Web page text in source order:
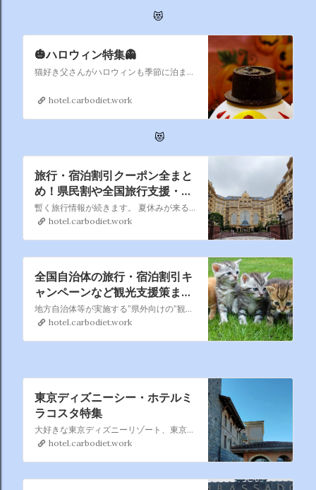
😻
🎃ハロウィン特集👻
猫好き父さんがハロウィンも季節に泊まったホテルをピックアップしました。トリックオアトリート！
hotel.carbodiet.work
😻
旅行・宿泊割引クーポン全まと
め！県民割や全国旅行支援・自
治体クーポン情報を随時更新
暫く旅行情報が続きます。 夏休みが来る前にお得にいろんなところを旅してホテルに宿泊したいですね。
hotel.carbodiet.work
全国自治体の旅行・宿泊割引キ
ャンペーンなど観光支援策まと
め｜県民割・GoToトラベル併
用も
地方自治体等が実施する”県外向けの”観光復興支援策（旅行・宿泊割引、プレミアム付宿泊券などの観光キャンペーン）を都道府県別に掲載しています。インターネットを探し回らなくても、一覧からお得な観光キャンペーンを見つけることできます。
hotel.carbodiet.work
東京ディズニーシー・ホテルミ
ラコスタ特集
大好きな東京ディズニーリゾート、東京ディズニーシー・ホテルミラコスタ のまとめページです。 過去分も含めて徐々に追加していきます、直営ホテルの中では一番利用しているかもです。
hotel.carbodiet.work